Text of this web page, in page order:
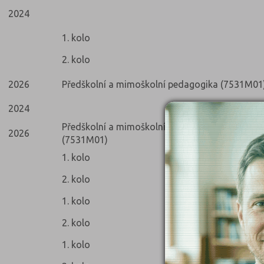
2024
1. kolo
2. kolo
2026 Předškolní a mimoškolní pedagogika
2024
2026
Předškolní a mimoškolní pedagogika - délka
(7531M01)
1. kolo
2. kolo
1. kolo
2. kolo
1. kolo